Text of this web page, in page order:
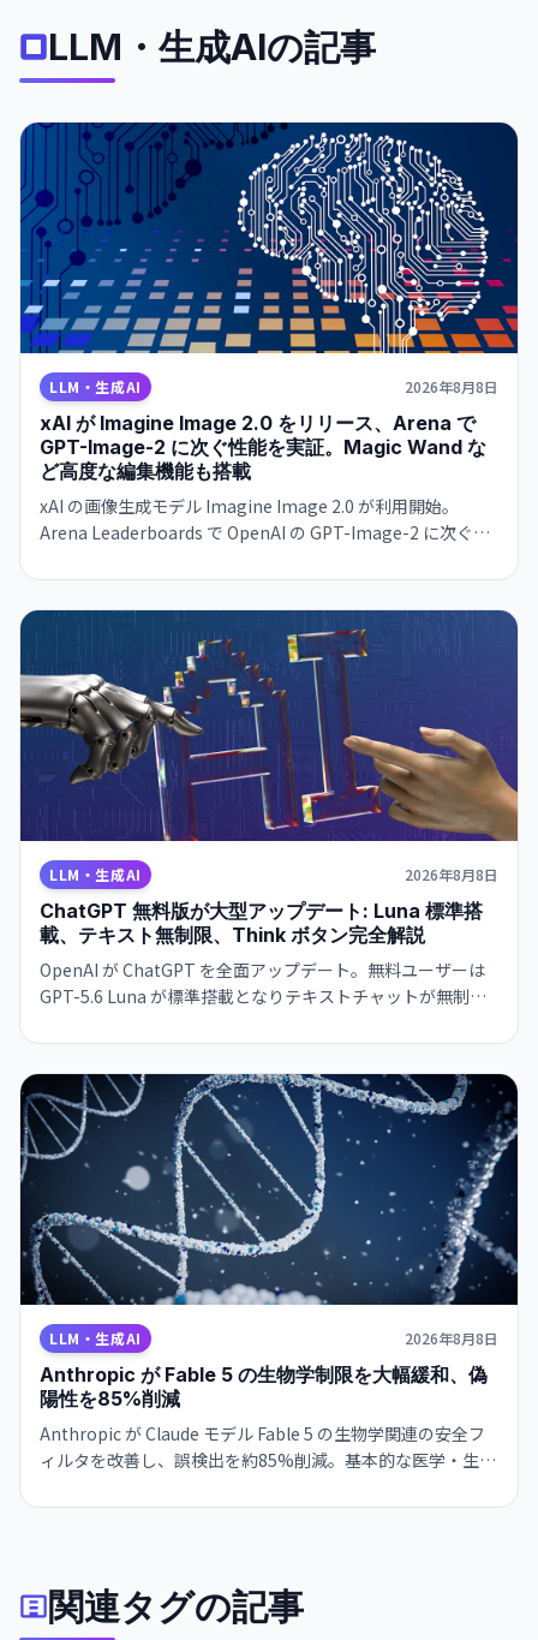
LLM・生成AIの記事
LLM・生成AI 2026年8月8日
xAI が Imagine Image 2.0 をリリース、Arena で
GPT-Image-2 に次ぐ性能を実証。Magic Wand な
ど高度な編集機能も搭載
xAI の画像生成モデル Imagine Image 2.0 が利用開始。
Arena Leaderboards で OpenAI の GPT-Image-2 に次ぐ順
な編集ツールを備えている。Grok で即利用可能、API は近
日提供予定。
LLM・生成AI 2026年8月8日
ChatGPT 無料版が大型アップデート: Luna 標準搭
載、テキスト無制限、Think ボタン完全解説
OpenAI が ChatGPT を全面アップデート。無料ユーザーは
GPT-5.6 Luna が標準搭載となりテキストチャットが無制限
Sol が提供される。何が変わったか、Think ボタンの使い
方、Luna と Sol の違いをまとめた。
LLM・生成AI 2026年8月8日
Anthropic が Fable 5 の生物学制限を大幅緩和、偽
陽性を85%削減
Anthropic が Claude モデル Fable 5 の生物学関連の安全フ
ィルタを改善し、誤検出を約85%削減。基本的な医学・生物
分子設計は引き続き制限。研究者向けアクセスプログラムも
関連タグの記事